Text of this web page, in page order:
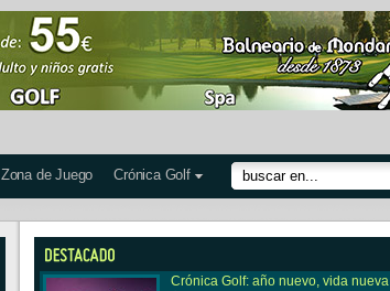
Zona de Juego Crónica Golf
Crónica Golf: año nuevo, vida nueva